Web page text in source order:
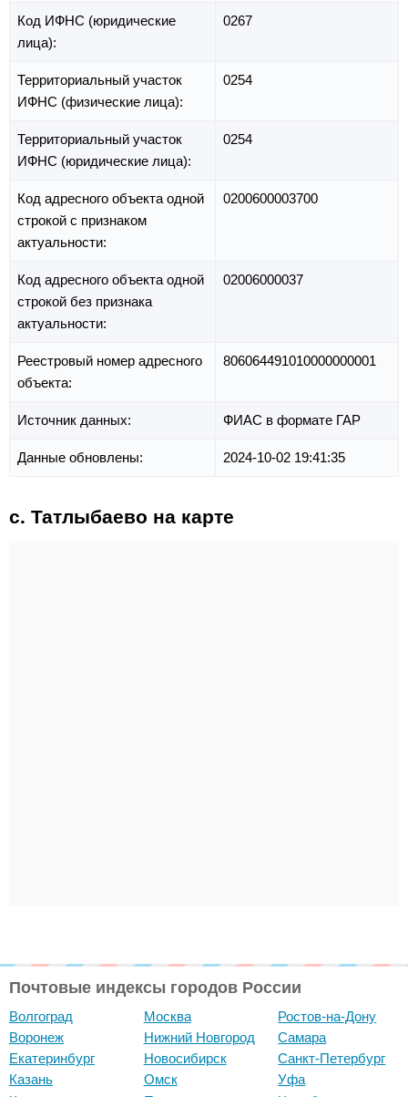
Код ИФНС (юридические
лица):
0267
Территориальный участок
ИФНС (физические лица):
0254
Территориальный участок
ИФНС (юридические лица):
0254
Код адресного объекта одной
строкой с признаком
актуальности:
0200600003700
Код адресного объекта одной
строкой без признака
актуальности:
02006000037
Реестровый номер адресного
объекта:
806064491010000000001
Источник данных: ФИАС в формате ГАР
Данные обновлены: 2024-10-02 19:41:35
с. Татлыбаево на карте
Почтовые индексы городов России
Волгоград
Воронеж
Екатеринбург
Казань
Москва
Нижний Новгород
Новосибирск
Омск
Ростов-на-Дону
Самара
Санкт-Петербург
Уфа